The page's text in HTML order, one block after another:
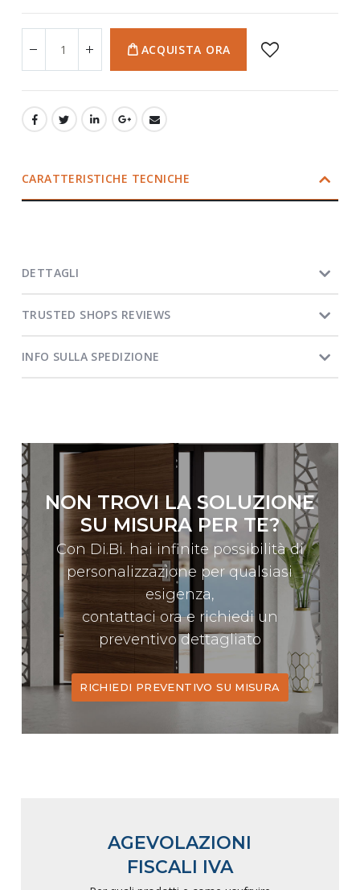
ACQUISTA ORA
CARATTERISTICHE TECNICHE
DETTAGLI
TRUSTED SHOPS REVIEWS
INFO SULLA SPEDIZIONE
NON TROVI LA SOLUZIONE
SU MISURA PER TE?
Con Di.Bi. hai infinite possibilità di
personalizzazione per qualsiasi
esigenza,
contattaci ora e richiedi un
preventivo dettagliato
RICHIEDI PREVENTIVO SU MISURA
AGEVOLAZIONI
FISCALI IVA